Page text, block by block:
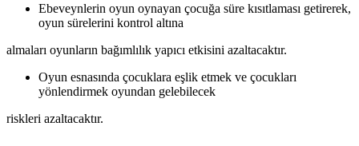
Ebeveynlerin oyun oynayan çocuğa süre kısıtlaması getirerek,
oyun sürelerini kontrol altına
almaları oyunların bağımlılık yapıcı etkisini azaltacaktır.
Oyun esnasında çocuklara eşlik etmek ve çocukları
yönlendirmek oyundan gelebilecek
riskleri azaltacaktır.